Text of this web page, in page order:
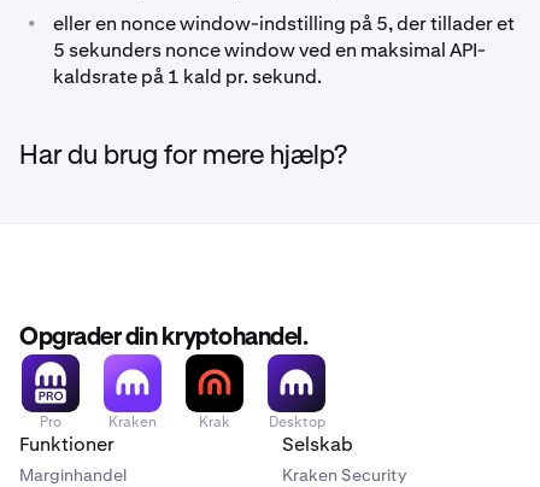
•
eller en nonce window-indstilling på 5, der tillader et
5 sekunders nonce window ved en maksimal API-
kaldsrate på 1 kald pr. sekund.
Har du brug for mere hjælp?
Opgrader din kryptohandel.
Pro Kraken Krak Desktop
Funktioner
Marginhandel
Selskab
Kraken Security